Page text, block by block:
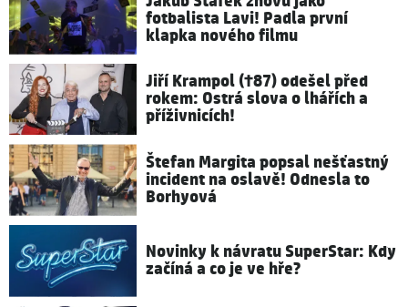
fotbalista Lavi! Padla první
klapka nového filmu
Jiří Krampol (†87) odešel před
rokem: Ostrá slova o lhářích a
příživnicích!
Štefan Margita popsal nešťastný
incident na oslavě! Odnesla to
Borhyová
Novinky k návratu SuperStar: Kdy
začíná a co je ve hře?